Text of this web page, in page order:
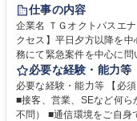
仕事の内容
企業名 ＴＧオクトパスエナジー株式会社 求人名
クセス】平日夕方以降を中心にリモ
務にて緊急案件を中心に
契約開始手続き処理などを
（Digiops：デジオプス）と運用
対応業務全般（システム
ションツール（メール、
必要な経験・能力等
必要な経験・能力等 【必
■接客、営業、SEなど何
不問） ■通信環境をご自身